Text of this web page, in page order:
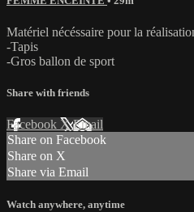
Matériel nécéssaire pour la
-Tapis
-Gros ballon de sport
Share with friends
Facebook XEmail
Share on Facebook
Share on X
Share via Email
Watch anywhere, anytime